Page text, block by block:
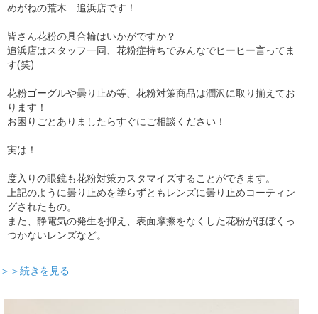
めがねの荒木 追浜店です！
皆さん花粉の具合輪はいかがですか？
追浜店はスタッフ一同、花粉症持ちでみんなでヒーヒー言ってま
す(笑)
花粉ゴーグルや曇り止め等、花粉対策商品は潤沢に取り揃えてお
ります！
お困りごとありましたらすぐにご相談ください！
実は！
度入りの眼鏡も花粉対策カスタマイズすることができます。
上記のように曇り止めを塗らずともレンズに曇り止めコーティン
グされたもの。
また、静電気の発生を抑え、表面摩擦をなくした花粉がほぼくっ
つかないレンズなど。
＞＞続きを見る